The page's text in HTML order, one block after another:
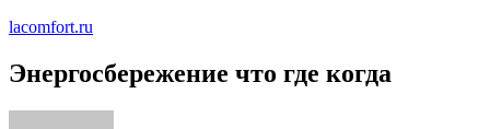
lacomfort.ru
Энергосбережение что где когда